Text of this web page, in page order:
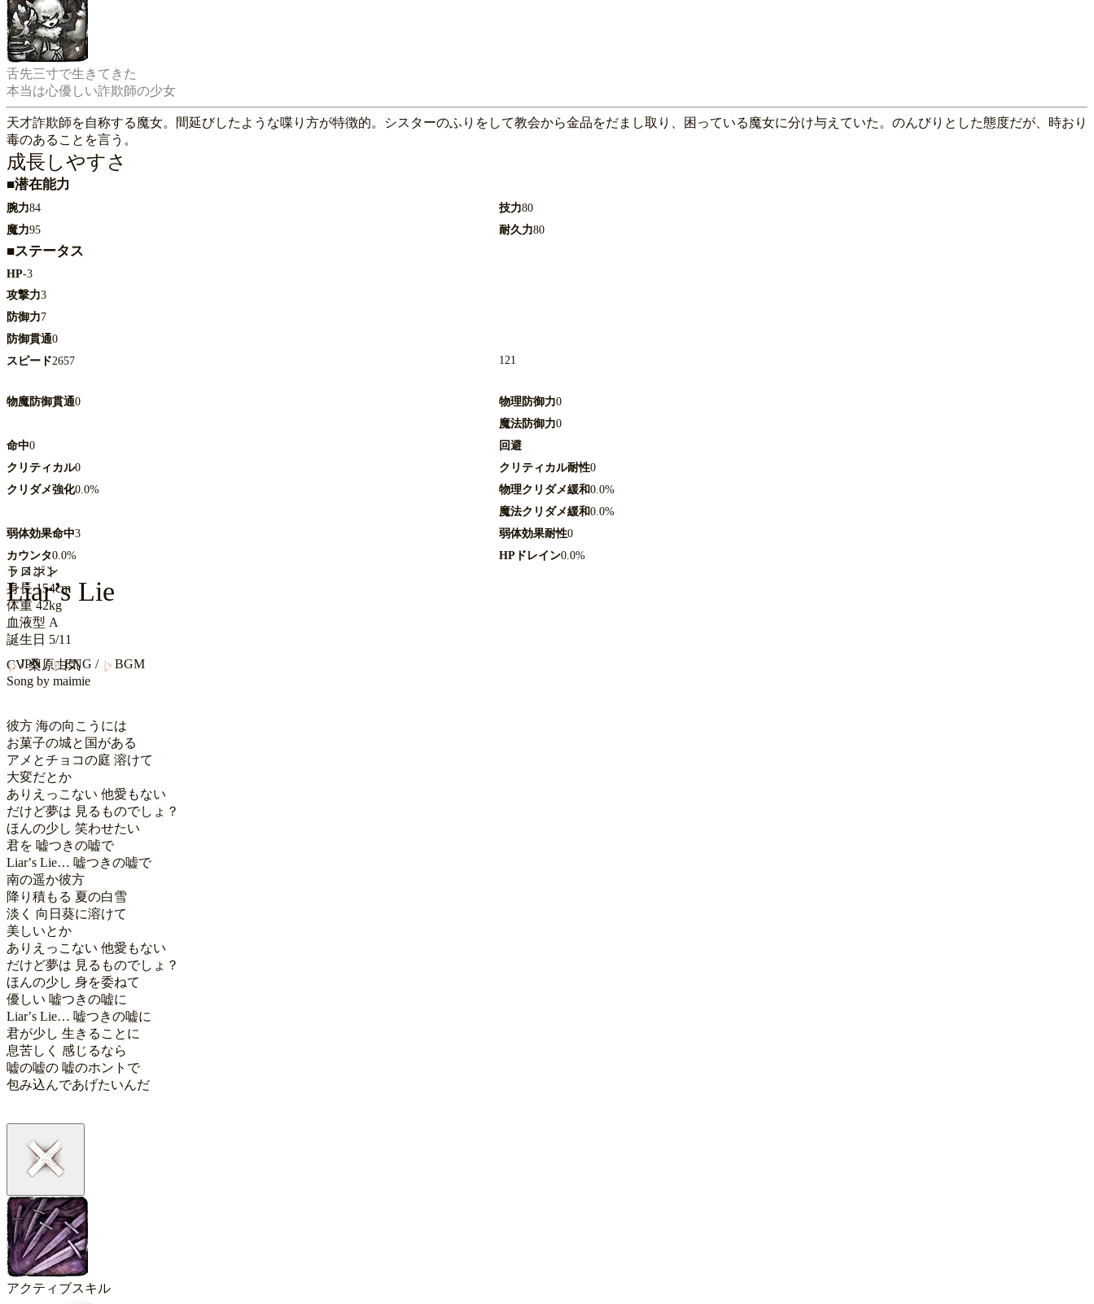
舌先三寸で生きてきた
天才詐欺師を自称する魔女。間延びしたような喋り方が特徴的。シスターのふりをして教会から金品をだまし取り、困っている魔女に分け与えていた。のんびりとした態度だが、時おり
毒のあることを言う。
成長しやすさ
■潜在能力
腕力84 技力80
魔力95 耐久力80
■ステータス
HP-3
攻撃力3
防御力7
防御貫通0
スピード2657 121
物魔防御貫通0 物理防御力0
魔法防御力0
命中0
回避
クリティカル0 クリティカル耐性0
クリダメ強化0.0% 物理クリダメ緩和0.0%
魔法クリダメ緩和0.0%
弱体効果命中3 弱体効果耐性0
カウンタ0.0% HPドレイン0.0%
トロポン
身長 154cm
体重 42kg
血液型 A
誕生日 5/11
ラメント
Liar’s Lie
JPN/ ENG / BGM
CV 桑原由気
Song by maimie
彼方 海の向こうには
お菓子の城と国がある
アメとチョコの庭 溶けて
大変だとか
ありえっこない 他愛もない
だけど夢は 見るものでしょ？
ほんの少し 笑わせたい
君を 嘘つきの嘘で
Liarʼs Lie… 嘘つきの嘘で
南の遥か彼方
降り積もる 夏の白雪
淡く 向日葵に溶けて
美しいとか
ありえっこない 他愛もない
だけど夢は 見るものでしょ？
ほんの少し 身を委ねて
優しい 嘘つきの嘘に
Liarʼs Lie… 嘘つきの嘘に
君が少し 生きることに
息苦しく 感じるなら
嘘の嘘の 嘘のホントで
包み込んであげたいんだ
アクティブスキル